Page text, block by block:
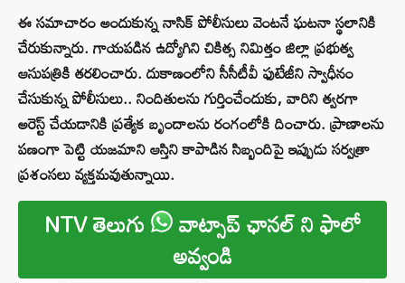
ఈ సమాచారం అందుకున్న నాసిక్ పోలీసులు వెంటనే ఘటనా స్థలానికి
చేరుకున్నారు. గాయపడిన ఉద్యోగిని చికిత్స నిమిత్తం జిల్లా ప్రభుత్వ
ఆసుపత్రికి తరలించారు. దుకాణంలోని సీసీటీవీ ఫుటేజీని స్వాధీనం
చేసుకున్న పోలీసులు.. నిందితులను గుర్తించేందుకు, వారిని త్వరగా
అరెస్ట్ చేయడానికి ప్రత్యేక బృందాలను రంగంలోకి దించారు. ప్రాణాలను
పణంగా పెట్టి యజమాని ఆస్తిని కాపాడిన సిబ్బందిపై ఇప్పుడు సర్వత్రా
ప్రశంసలు వ్యక్తమవుతున్నాయి.
NTV తెలుగు వాట్సాప్ ఛానల్ ని ఫాలో
అవ్వండి